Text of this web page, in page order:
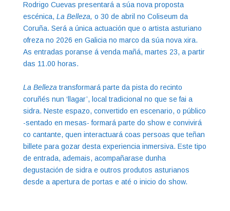
Rodrigo Cuevas presentará a súa nova proposta
escénica, La Belleza, o 30 de abril no Coliseum da
Coruña. Será a única actuación que o artista asturiano
ofreza no 2026 en Galicia no marco da súa nova xira.
As entradas poranse á venda mañá, martes 23, a partir
das 11.00 horas.
La Belleza transformará parte da pista do recinto
coruñés nun ‘llagar’, local tradicional no que se fai a
sidra. Neste espazo, convertido en escenario, o público
-sentado en mesas- formará parte do show e convivirá
co cantante, quen interactuará coas persoas que teñan
billete para gozar desta experiencia inmersiva. Este tipo
de entrada, ademais, acompañarase dunha
degustación de sidra e outros produtos asturianos
desde a apertura de portas e até o inicio do show.